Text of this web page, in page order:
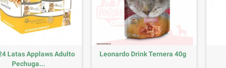
Latas Applaws Adulto
Pechuga...
Leonardo Drink Ternera 40g